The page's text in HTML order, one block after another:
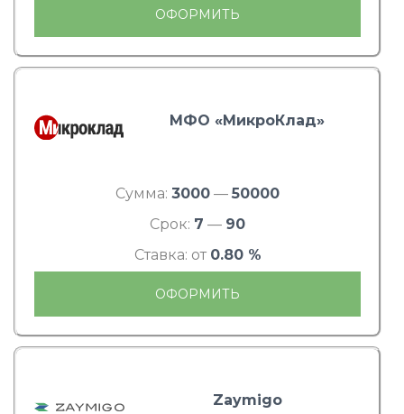
ОФОРМИТЬ
МФО «МикроКлад»
Сумма: 3000 — 50000
Срок: 7 — 90
Ставка: от 0.80 %
ОФОРМИТЬ
Zaymigo